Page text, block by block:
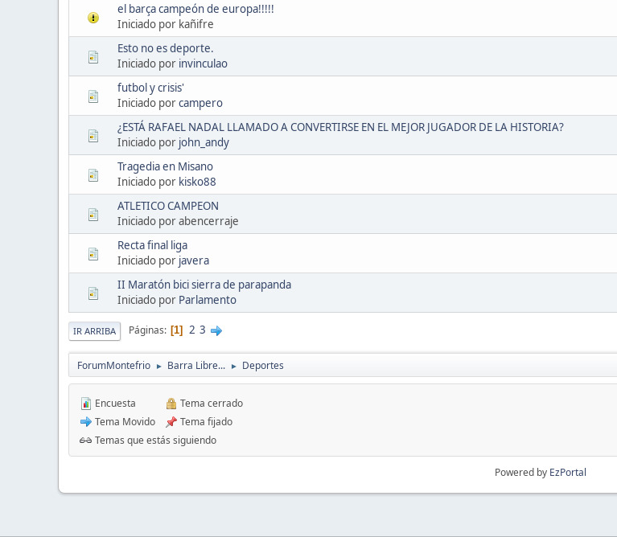
el barça campeón de europa!!!!!
Iniciado por kañifre
Esto no es deporte.
Iniciado por invinculao
futbol y crisis'
Iniciado porcampero
¿ESTÁ RAFAEL NADAL LLAMADO A CONVERTIRSE EN EL MEJOR JUGADOR DE LA HISTORIA?
Iniciado por john_andy
Tragedia en Misano
Iniciado por kisko88
ATLETICO CAMPEON
Iniciado por abencerraje
Recta final liga
Iniciado por javera
II Maratón bici sierra de parapanda
Iniciado por Parlamento
IR ARRIBA Páginas 1 2 3
ForumMontefrio ► Barra Libre... ► Deportes
Encuesta
Tema Movido
Tema cerrado
Tema fijado
Temas que estás siguiendo
Powered by EzPortal